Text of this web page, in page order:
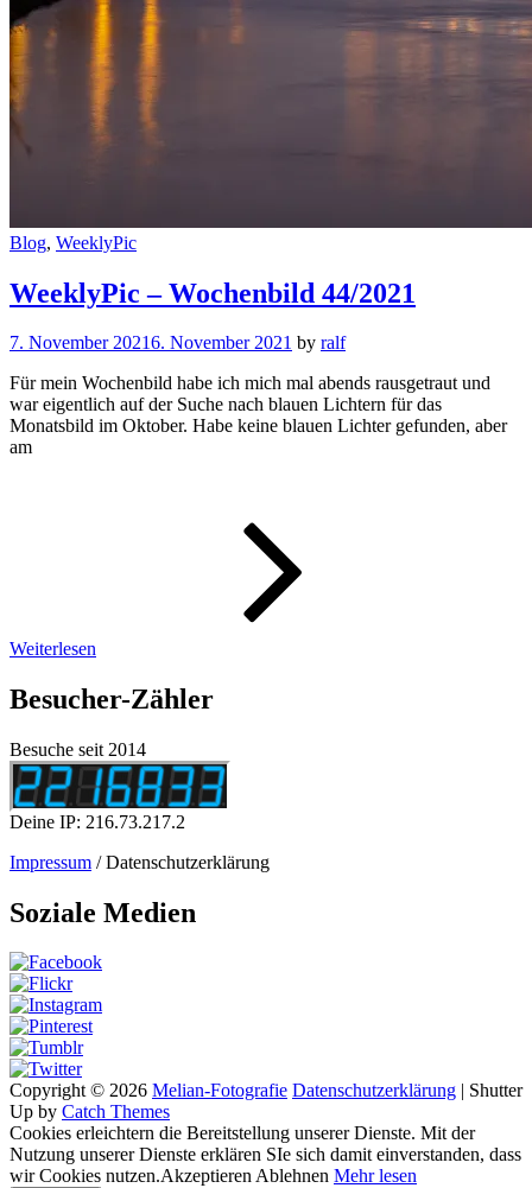
Cat
Blog, WeeklyPic
WeeklyPic – Wochenbild 44/2021
7. November 20216. November 2021 by ralf
Für mein Wochenbild habe ich mich mal abends rausgetraut und
war eigentlich auf der Suche nach blauen Lichtern für das
Monatsbild im Oktober. Habe keine blauen Lichter gefunden, aber
am
Weiterlesen
Besucher-Zähler
Besuche seit 2014
Deine IP: 216.73.217.2
Impressum / Datenschutzerklärung
Soziale Medien
Copyright © 2026 Melian-Fotografie Datenschutzerklärung
Shutter
Up by Catch Themes
Cookies erleichtern die Bereitstellung unserer Dienste. Mit der
Nutzung unserer Dienste erklären SIe sich damit einverstanden, dass
wir Cookies nutzen.AkzeptierenAblehnen Mehr lesen